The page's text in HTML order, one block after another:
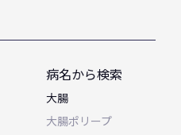
病名から検索
大腸
大腸ポリープ